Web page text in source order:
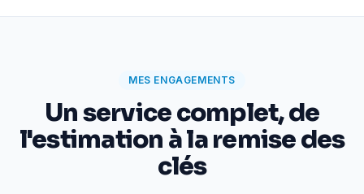
MES ENGAGEMENTS
Un service complet, de
l'estimation à la remise des
clés